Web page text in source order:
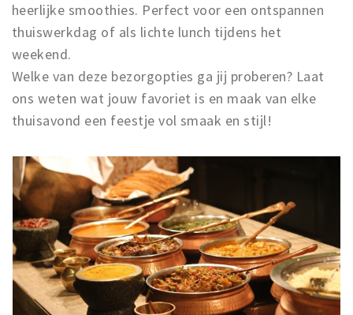
heerlijke smoothies. Perfect voor een ontspannen
thuiswerkdag of als lichte lunch tijdens het
weekend.
Welke van deze bezorgopties ga jij proberen? Laat
ons weten wat jouw favoriet is en maak van elke
thuisavond een feestje vol smaak en stijl!